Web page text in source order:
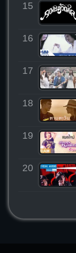
15
16
17
18
19
20